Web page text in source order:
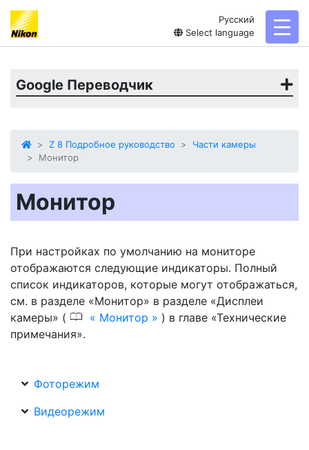
Русский
Select language
Google Переводчик
Z 8 Подробное руководство
Части камеры
Монитор
Монитор
При настройках по умолчанию на мониторе
отображаются следующие индикаторы. Полный
список индикаторов, которые могут отображаться,
см. в разделе «Монитор» в разделе «Дисплеи
камеры» ( 0 Монитор
) в главе «Технические
примечания».
Фоторежим
Видеорежим